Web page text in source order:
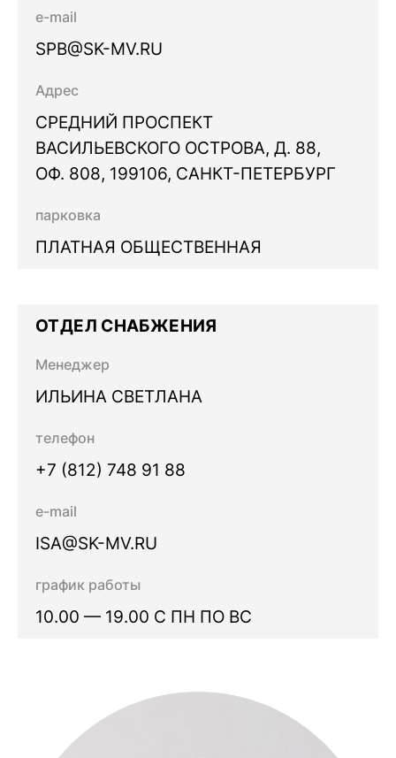
e-mail
SPB@SK-MV.RU
Адрес
СРЕДНИЙ ПРОСПЕКТ
ВАСИЛЬЕВСКОГО ОСТРОВА, Д. 88,
ОФ. 808, 199106, САНКТ-ПЕТЕРБУРГ
парковка
ПЛАТНАЯ ОБЩЕСТВЕННАЯ
ОТДЕЛ СНАБЖЕНИЯ
Менеджер
ИЛЬИНА СВЕТЛАНА
телефон
+7 (812) 748 91 88
e-mail
ISA@SK-MV.RU
график работы
10.00 — 19.00 С ПН ПО ВС